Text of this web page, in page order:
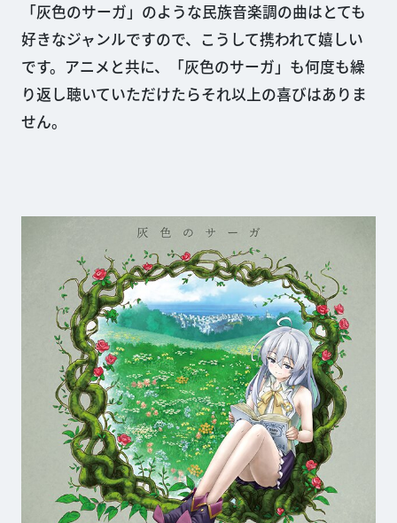
「灰色のサーガ」のような民族音楽調の曲はとても
好きなジャンルですので、こうして携われて嬉しい
です。アニメと共に、「灰色のサーガ」も何度も繰
り返し聴いていただけたらそれ以上の喜びはありま
せん。